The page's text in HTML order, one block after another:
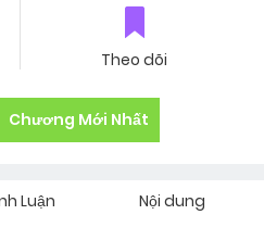
Theo dõi
Chương Mới Nhất
Luận Nội dung